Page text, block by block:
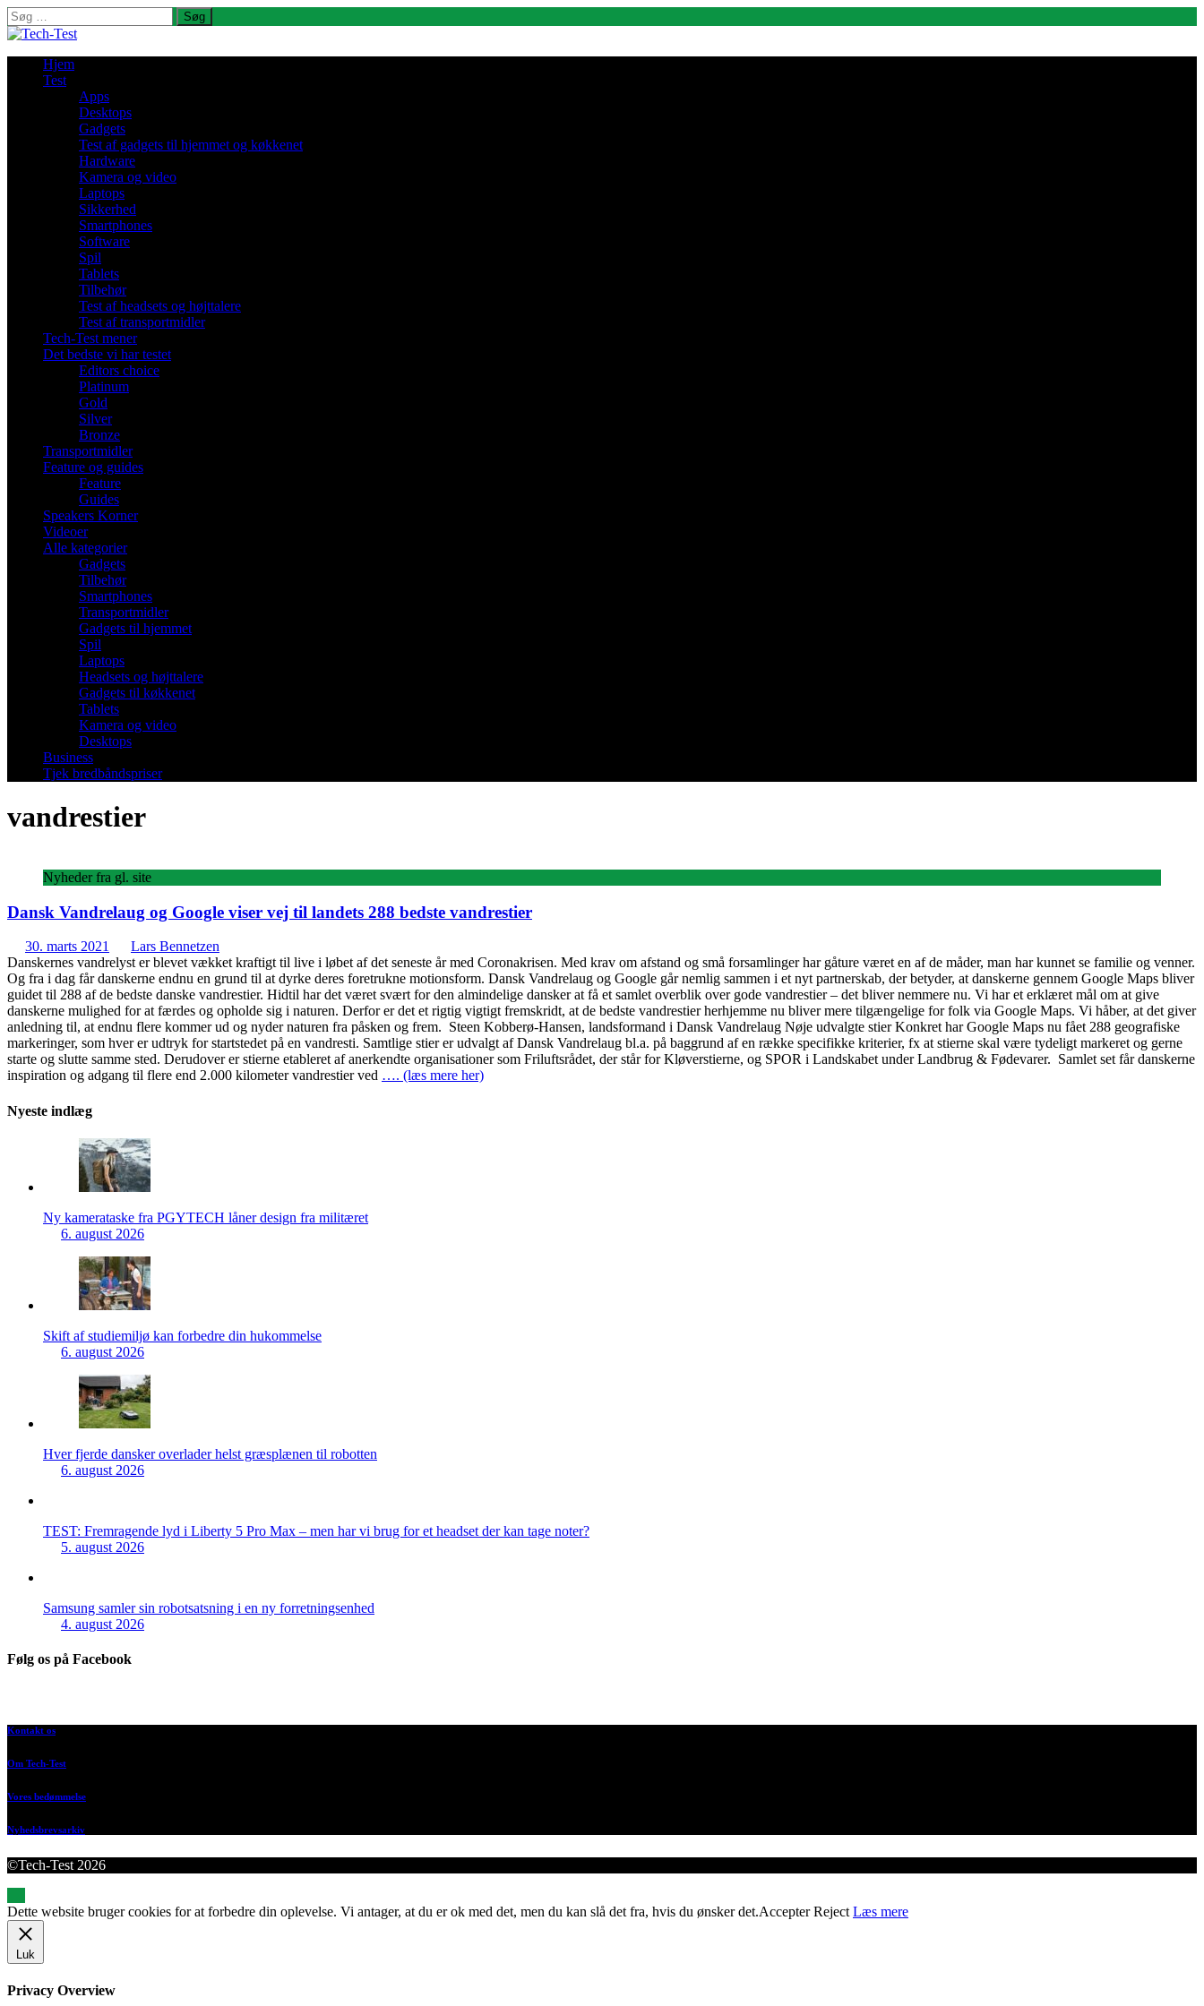
Søg
efter:
Hjem
Test
Apps
Desktops
Gadgets
Test af gadgets til hjemmet og køkkenet
Hardware
Kamera og video
Laptops
Sikkerhed
Smartphones
Software
Spil
Tablets
Tilbehør
Test af headsets og højttalere
Test af transportmidler
Tech-Test mener
Det bedste vi har testet
Editors choice
Platinum
Gold
Silver
Bronze
Transportmidler
Feature og guides
Feature
Guides
Speakers Korner
Videoer
Alle kategorier
Gadgets
Tilbehør
Smartphones
Transportmidler
Gadgets til hjemmet
Spil
Laptops
Headsets og højttalere
Gadgets til køkkenet
Tablets
Kamera og video
Desktops
Business
Tjek bredbåndspriser
vandrestier
Nyheder fra gl. site
Dansk Vandrelaug og Google viser vej til landets 288 bedste vandrestier
30. marts 2021
Lars Bennetzen
Danskernes vandrelyst er blevet vækket kraftigt til live i løbet af det seneste år med Coronakrisen. Med krav om afstand og små forsamlinger har gåture været en af de måder, man har kunnet se familie og venner.
Og fra i dag får danskerne endnu en grund til at dyrke deres foretrukne motionsform. Dansk Vandrelaug og Google går nemlig sammen i et nyt partnerskab, der betyder, at danskerne gennem Google Maps bliver
guidet til 288 af de bedste danske vandrestier. Hidtil har det været svært for den almindelige dansker at få et samlet overblik over gode vandrestier – det bliver nemmere nu. Vi har et erklæret mål om at give
danskerne mulighed for at færdes og opholde sig i naturen. Derfor er det et rigtig vigtigt fremskridt, at de bedste vandrestier herhjemme nu bliver mere tilgængelige for folk via Google Maps. Vi håber, at det giver
anledning til, at endnu flere kommer ud og nyder naturen fra påsken og frem. Steen Kobberø-Hansen, landsformand i Dansk Vandrelaug Nøje udvalgte stier Konkret har Google Maps nu fået 288 geografiske
markeringer, som hver er udtryk for startstedet på en vandresti. Samtlige stier er udvalgt af Dansk Vandrelaug bl.a. på baggrund af en række specifikke kriterier, fx at stierne skal være tydeligt markeret og gerne
starte og slutte samme sted. Derudover er stierne etableret af anerkendte organisationer som Friluftsrådet, der står for Kløverstierne, og SPOR i Landskabet under Landbrug & Fødevarer. Samlet set får danskerne
inspiration og adgang til flere end 2.000 kilometer vandrestier ved …. (læs mere her)
Nyeste indlæg
Ny kamerataske fra PGYTECH låner design fra militæret
6. august 2026
Skift af studiemiljø kan forbedre din hukommelse
6. august 2026
Hver fjerde dansker overlader helst græsplænen til robotten
6. august 2026
TEST: Fremragende lyd i Liberty 5 Pro Max – men har vi brug for et headset der kan tage noter?
5. august 2026
Samsung samler sin robotsatsning i en ny forretningsenhed
4. august 2026
Følg os på Facebook
Kontakt os
Om Tech-Test
Vores bedømmelse
Nyhedsbrevsarkiv
©Tech-Test 2026
Dette website bruger cookies for at forbedre din oplevelse. Vi antager, at du er ok med det, men du kan slå det fra, hvis du ønsker det.Accepter Reject Læs mere
Luk
Privacy Overview